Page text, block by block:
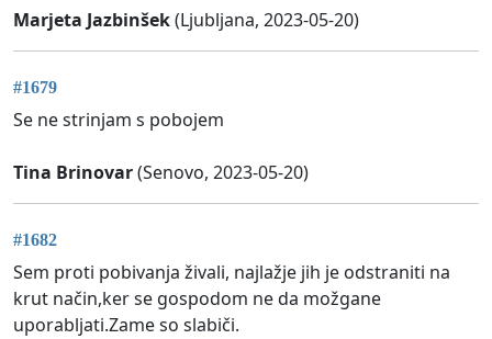
Marjeta Jazbinšek(Ljubljana, 2023-05-20)
#1679
Se ne strinjam s pobojem
Tina Brinovar(Senovo, 2023-05-20)
#1682
Sem proti pobivanja živali, najlažje jih je odstraniti na
krut način,ker se gospodom ne da možgane
uporabljati.Zame so slabiči.